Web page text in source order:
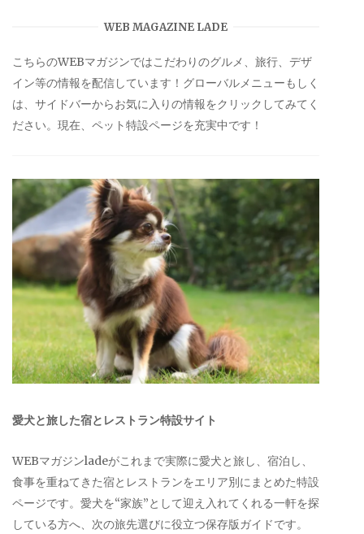
WEB MAGAZINE LADE
こちらのWEBマガジンではこだわりのグルメ、旅行、デザ
イン等の情報を配信しています！グローバルメニューもしく
は、サイドバーからお気に入りの情報をクリックしてみてく
ださい。現在、ペット特設ページを充実中です！
愛犬と旅した宿とレストラン特設サイト
WEBマガジンladeがこれまで実際に愛犬と旅し、宿泊し、
食事を重ねてきた宿とレストランをエリア別にまとめた特設
ページです。愛犬を“家族”として迎え入れてくれる一軒を探
している方へ、次の旅先選びに役立つ保存版ガイドです。